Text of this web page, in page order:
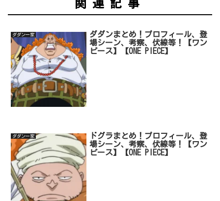
関連記事
ダダン一家
ダダンまとめ！プロフィール、登
場シーン、考察、伏線等！【ワン
ピース】【ONE PIECE】
ダダン一家
ドグラまとめ！プロフィール、登
場シーン、考察、伏線等！【ワン
ピース】【ONE PIECE】